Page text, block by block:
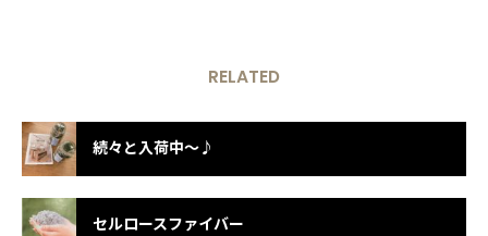
RELATED
続々と入荷中～♪
セルロースファイバー